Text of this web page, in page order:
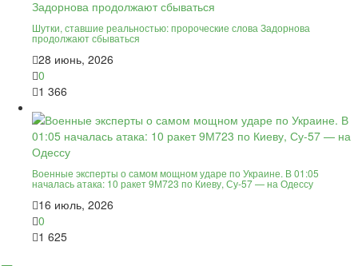
Шутки, ставшие реальностью: пророческие слова Задорнова
продолжают сбываться
28 июнь, 2026
0
1 366
Военные эксперты о самом мощном ударе по Украине. В 01:05
началась атака: 10 ракет 9М723 по Киеву, Су-57 — на Одессу
16 июль, 2026
0
1 625